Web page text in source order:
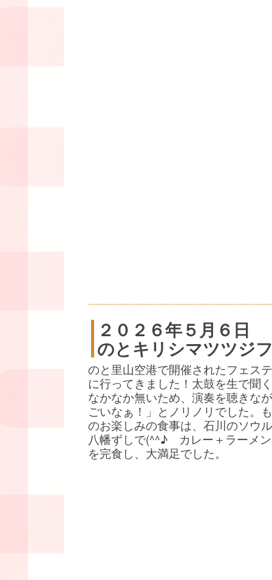
２０２６年５月６日
のとキリシマツツジ
のと里山空港で開催されたフェス
に行ってきました！太鼓を生で聞
なかなか無いため、演奏を聴きな
ごいなぁ！」とノリノリでした。
のお楽しみの食事は、石川のソウ
八幡ずしで(^^♪ カレー＋ラーメ
を完食し、大満足でした。